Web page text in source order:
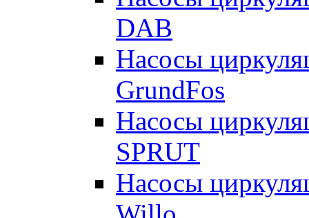
DAB
Насосы
GrundFos
Насосы
SPRUT
Насосы